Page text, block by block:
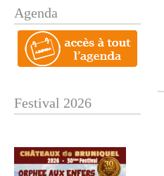
Agenda
Festival 2026